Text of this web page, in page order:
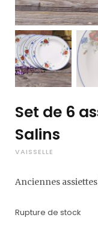
Set de 6
Salins
VAISSELLE
Anciennes
Rupture de stock